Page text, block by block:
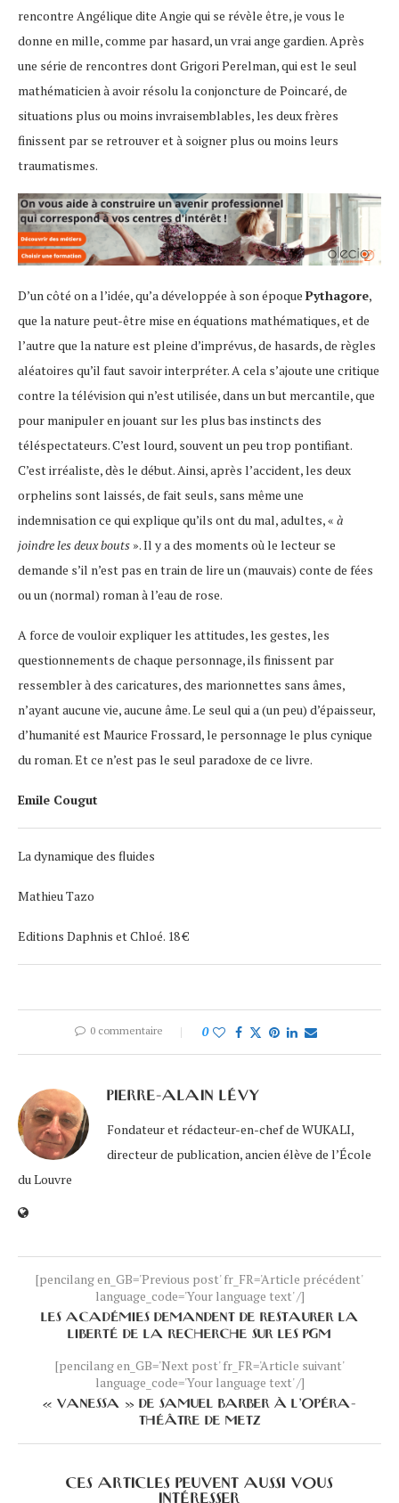
rencontre Angélique dite Angie qui se révèle être, je vous le
donne en mille, comme par hasard, un vrai ange gardien. Après
une série de rencontres dont Grigori Perelman, qui est le seul
mathématicien à avoir résolu la conjoncture de Poincaré, de
situations plus ou moins invraisemblables, les deux frères
finissent par se retrouver et à soigner plus ou moins leurs
traumatismes.
D’un côté on a l’idée, qu’a développée à son époque Pythagore,
que la nature peut-être mise en équations mathématiques, et de
l’autre que la nature est pleine d’imprévus, de hasards, de règles
aléatoires qu’il faut savoir interpréter. A cela s’ajoute une critique
contre la télévision qui n’est utilisée, dans un but mercantile, que
pour manipuler en jouant sur les plus bas instincts des
téléspectateurs. C’est lourd, souvent un peu trop pontifiant.
C’est irréaliste, dès le début. Ainsi, après l’accident, les deux
orphelins sont laissés, de fait seuls, sans même une
indemnisation ce qui explique qu’ils ont du mal, adultes, « à
joindre les deux bouts ». Il y a des moments où le lecteur se
demande s’il n’est pas en train de lire un (mauvais) conte de fées
ou un (normal) roman à l’eau de rose.
A force de vouloir expliquer les attitudes, les gestes, les
questionnements de chaque personnage, ils finissent par
ressembler à des caricatures, des marionnettes sans âmes,
n’ayant aucune vie, aucune âme. Le seul qui a (un peu) d’épaisseur,
d’humanité est Maurice Frossard, le personnage le plus cynique
du roman. Et ce n’est pas le seul paradoxe de ce livre.
Emile Cougut
La dynamique des fluides
Mathieu Tazo
Editions Daphnis et Chloé. 18 €
0 commentaire 0
PIERRE-ALAIN LÉVY
Fondateur et rédacteur-en-chef de WUKALI,
directeur de publication, ancien élève de l’École
du Louvre
[pencilang en_GB='Previous post' fr_FR='Article précédent'
language_code='Your language text' /]
LES ACADÉMIES DEMANDENT DE RESTAURER LA
LIBERTÉ DE LA RECHERCHE SUR LES PGM
[pencilang en_GB='Next post' fr_FR='Article suivant'
language_code='Your language text' /]
« VANESSA » DE SAMUEL BARBER À L’OPÉRA-
THÉÂTRE DE METZ
CES ARTICLES PEUVENT AUSSI VOUS
INTÉRESSER